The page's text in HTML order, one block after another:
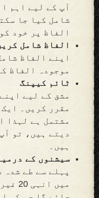
آپ کے لیے اہم
شامل کیا جا
الفاظ پر خود
الفاظ شامل
اپنے الفاظ
موجودہ الفاظ
ٹائم کیپنگ
مشق کے لیے
مقرر کریں۔
دیتے ہیں، تو
ہیں۔
سیشنوں کے
پہلے سے طے شدہ
میں